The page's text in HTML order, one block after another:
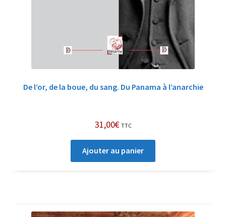
De l’or, de la boue, du sang. Du Panama à l’anarchie
31,00€ TTC
Ajouter au panier